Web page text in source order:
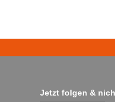
Jetzt folgen &